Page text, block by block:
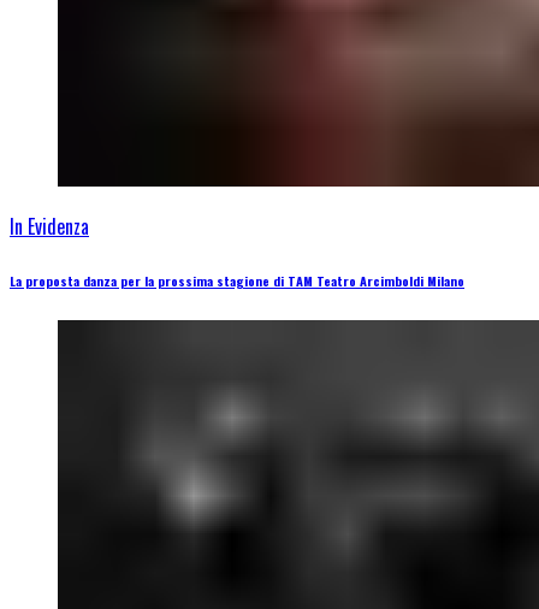
In Evidenza
La proposta danza per la prossima stagione di TAM Teatro Arcimboldi Milano